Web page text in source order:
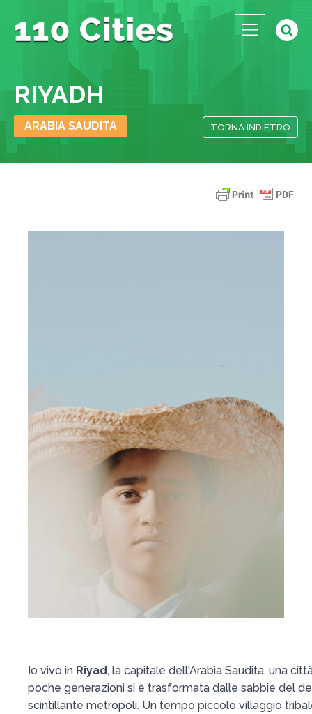
RIYADH
ARABIA SAUDITA TORNA INDIETRO
Io vivo in Riyad, la capitale dell'Arabia Saudita, una
poche generazioni si è trasformata dalle sabbie del
scintillante metropoli. Un tempo piccolo villaggio